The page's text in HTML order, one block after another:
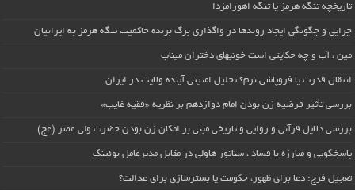
تاریخچه تنگه هرمز یا تنگه اهورامزدا
چرایی و چگونگی ایجاد روندها در واگذاری برگ برنده حاکمیت تنگه هرمز به ایرانیان
مین ، آب و چه حکایتی است خونبهای دختران میناب
انتقال قدرت یا فروپاشی نرم؟ تحلیل امنیتی آینده ولایت در ایران
بررسی تأثیر فرضیه زن بودن امام دوازدهم بر نظریه «فقیه غایب»
بررسی دلایل قرآنی و روایی و تاریخی مبنی بر امکان زن بودن حضرت ولی عصر (عج)
پاسخگویی و مبارزه با فساد ، سناتور هاولی در مقابل مدیرعامل بوئینگ
تعجیل فرج: دعا برای ظهور، حکومت یا بسترسازی برای عدالت؟